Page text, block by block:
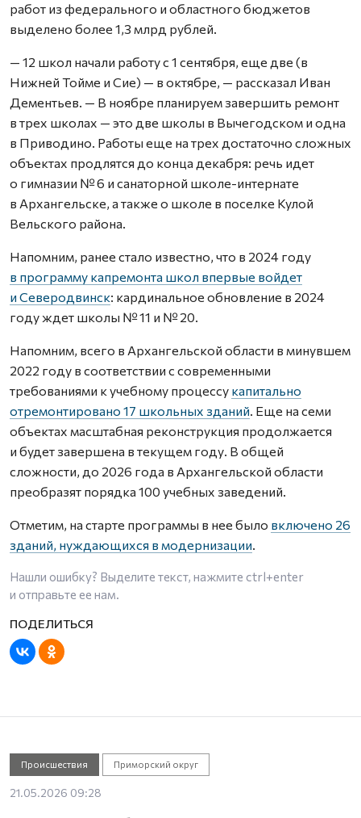
работ из федерального и областного бюджетов
выделено более 1,3 млрд рублей.
— 12 школ начали работу с 1 сентября, еще две (в
Нижней Тойме и Сие) — в октябре, — рассказал Иван
Дементьев. — В ноябре планируем завершить ремонт
в трех школах — это две школы в Вычегодском и одна
в Приводино. Работы еще на трех достаточно сложных
объектах продлятся до конца декабря: речь идет
о гимназии № 6 и санаторной школе-интернате
в Архангельске, а также о школе в поселке Кулой
Вельского района.
Напомним, ранее стало известно, что в 2024 году
в программу капремонта школ впервые войдет
и Северодвинск: кардинальное обновление в 2024
году ждет школы № 11 и № 20.
Напомним, всего в Архангельской области в минувшем
2022 году в соответствии с современными
требованиями к учебному процессу капитально
отремонтировано 17 школьных зданий. Еще на семи
объектах масштабная реконструкция продолжается
и будет завершена в текущем году. В общей
сложности, до 2026 года в Архангельской области
преобразят порядка 100 учебных заведений.
Отметим, на старте программы в нее было включено 26
зданий, нуждающихся в модернизации.
Нашли ошибку? Выделите текст, нажмите ctrl+enter
и отправьте ее нам.
Происшествия Приморский округ
21.05.2026 09:28